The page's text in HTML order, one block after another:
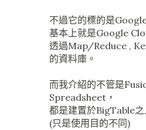
不過它的標的是
基本上就是Google
透過Map/Reduce ,
的資料庫。
而我介紹的不管是
Spreadsheet，
都是建置於BigTable之
(只是使用目的不同)